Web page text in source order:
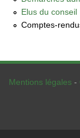
Elus du conseil
Comptes-
Mentions légales -